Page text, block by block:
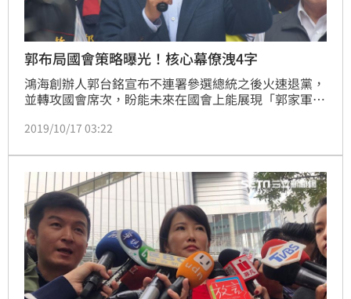
郭布局國會策略曝光！核心幕僚洩4字
鴻海創辦人郭台銘宣布不連署參選總統之後火速退黨，
並轉攻國會席次，盼能未來在國會上能展現「郭家軍」
劉宥彤今受訪，談到「郭家軍」立委選戰布局，劉宥彤
外針對「郭家軍」提名上，劉宥彤說，人選會非常謹
慎、保守，保留未來在立法院與藍、綠合作的空間。
2019/10/17 03:22